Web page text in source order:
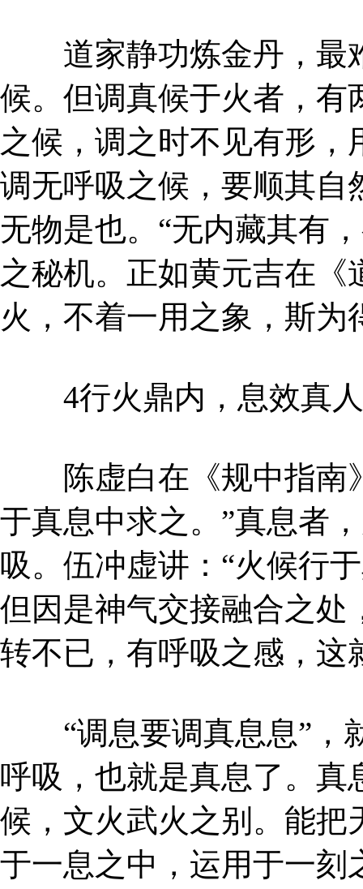
道家静功炼金丹，最
候。但调真候于火者，有
之候，调之时不见有形
调无呼吸之候，要顺其自
无物是也。“无内藏其有
之秘机。正如黄元吉在《
火，不着一用之象，斯为
4行火鼎内，息效真
陈虚白在《规中指南
于真息中求之。”真息者
吸。伍冲虚讲：“火候行
但因是神气交接融合之处
转不已，有呼吸之感，这
“调息要调真息息”，
呼吸，也就是真息了。真
候，文火武火之别。能把
于一息之中，运用于一刻